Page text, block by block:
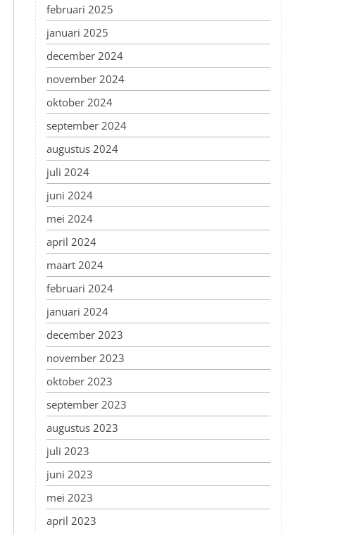
februari 2025
januari 2025
december 2024
november 2024
oktober 2024
september 2024
augustus 2024
juli 2024
juni 2024
mei 2024
april 2024
maart 2024
februari 2024
januari 2024
december 2023
november 2023
oktober 2023
september 2023
augustus 2023
juli 2023
juni 2023
mei 2023
april 2023